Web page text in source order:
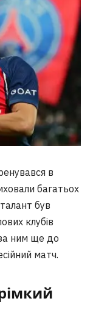
в
багатьох
був
клубів
ним ще до
матч.